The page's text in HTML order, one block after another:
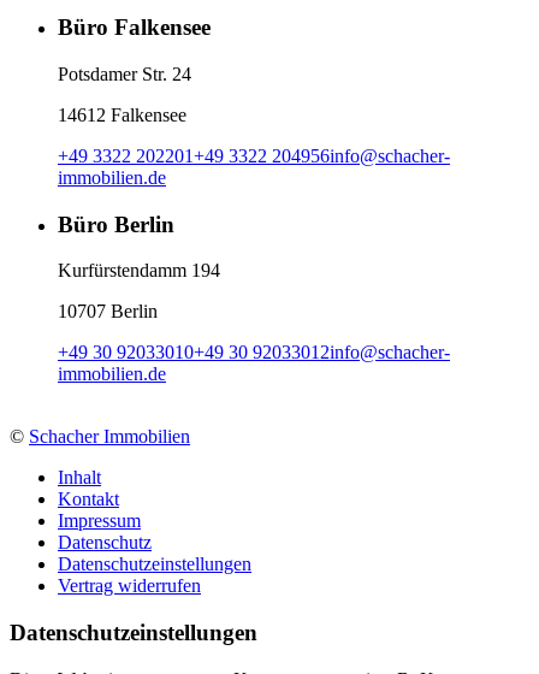
Büro Falkensee
Potsdamer Str. 24
14612 Falkensee
+49 3322 202201+49 3322 204956info@schacher-
immobilien.de
Büro Berlin
Kurfürstendamm 194
10707 Berlin
+49 30 92033010+49 30 92033012info@schacher-
immobilien.de
© Schacher Immobilien
Inhalt
Kontakt
Impressum
Datenschutz
Datenschutzeinstellungen
Vertrag widerrufen
Daten­schutz­ein­stellungen